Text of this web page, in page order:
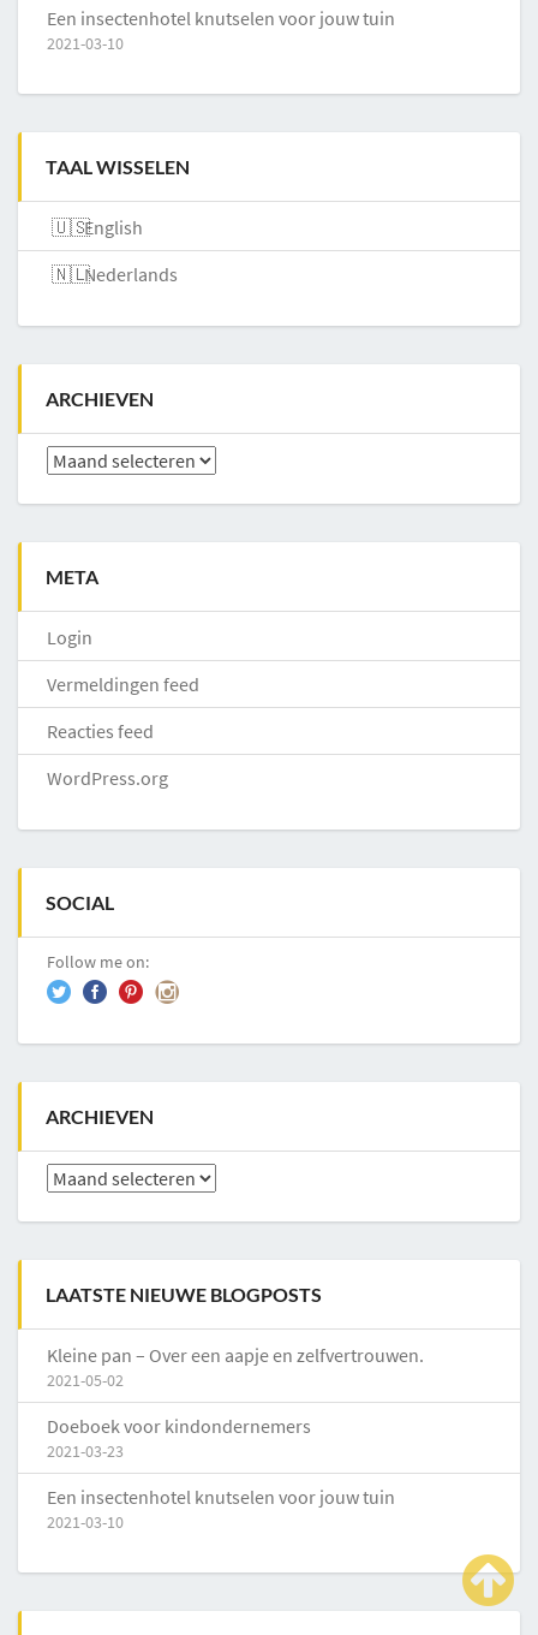
Een insectenhotel knutselen voor jouw tuin
2021-03-10
TAAL WISSELEN
English
Nederlands
ARCHIEVEN
Archieven
META
Login
Vermeldingen feed
Reacties feed
WordPress.org
SOCIAL
Follow me on:
ARCHIEVEN
Archieven
LAATSTE NIEUWE BLOGPOSTS
Kleine pan – Over een aapje en zelfvertrouwen.
2021-05-02
Doeboek voor kindondernemers
2021-03-23
Een insectenhotel knutselen voor jouw tuin
2021-03-10